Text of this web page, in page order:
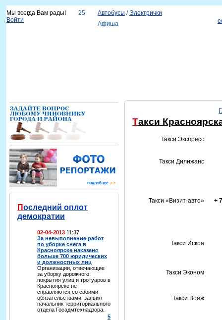
Мы всегда Вам рады!
Войти
25 Автобусы /Электрички
Афиша
Последний оплот
демократии
02-04-2013 11:37
За невыполнение работ
по уборке снега в
Красноярске наказано
больше 700 юридических
и должностных лиц
Организации, отвечающие
за уборку дорожного
покрытия улиц и тротуаров в
Красноярске не
справляются со своими
обязательствами, заявил
начальник территориального
отдела Госадмтехнадзора.
5
Такси
Такси Экспресс
Такси Дилижанс
Такси «Визит-авто» +
Такси Искра
Такси Эконом
Такси Вояж